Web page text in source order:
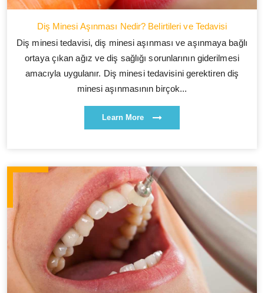
Diş Minesi Aşınması Nedir? Belirtileri ve Tedavisi
Diş minesi tedavisi, diş minesi aşınması ve aşınmaya bağlı
ortaya çıkan ağız ve diş sağlığı sorunlarının giderilmesi
amacıyla uygulanır. Diş minesi tedavisini gerektiren diş
minesi aşınmasının birçok...
Learn More